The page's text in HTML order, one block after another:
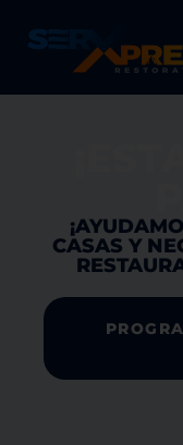
CASAS Y